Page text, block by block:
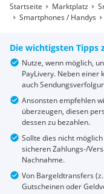
Startseite Marktplatz
Smartphones / Handys
Die wichtigsten Tipps
Nutze, wenn möglich,
PayLivery. Neben einer
auch
Ansonsten empfehlen
überzeugen, diesen
dessen zu bezahlen.
Sollte dies nicht
sicheren Zahlungs-/
Nachnahme.
Von Bargeldtransfers
Gutscheinen oder